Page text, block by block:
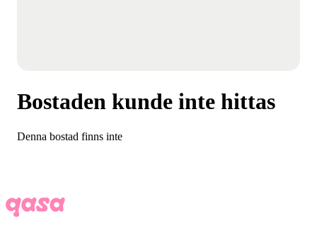
Bostaden kunde inte hittas
Denna bostad finns inte